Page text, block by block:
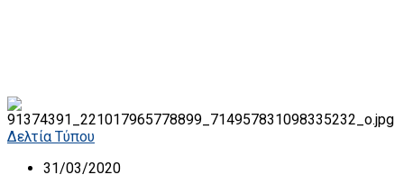
Δελτία Τύπου
31/03/2020